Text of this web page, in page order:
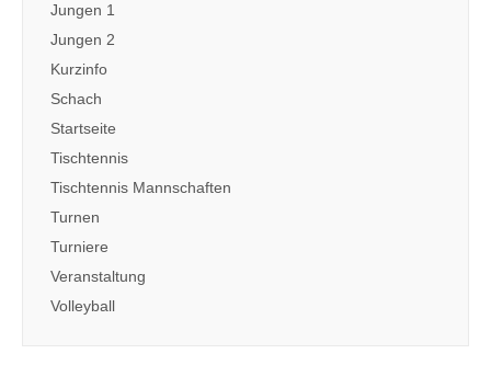
Jungen 1
Jungen 2
Kurzinfo
Schach
Startseite
Tischtennis
Tischtennis Mannschaften
Turnen
Turniere
Veranstaltung
Volleyball